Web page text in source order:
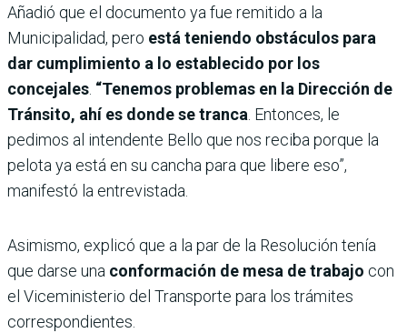
Añadió que el documento ya fue remitido a la
Municipalidad, pero está teniendo obstáculos para
dar cumplimiento a lo establecido por los
concejales. “Tenemos problemas en la Dirección de
Tránsito, ahí es donde se tranca. Entonces, le
pedimos al intendente Bello que nos reciba porque la
pelota ya está en su cancha para que libere eso”,
manifestó la entrevistada.
Asimismo, explicó que a la par de la Resolución tenía
que darse una conformación de mesa de trabajo con
el Viceministerio del Transporte para los trámites
correspondientes.